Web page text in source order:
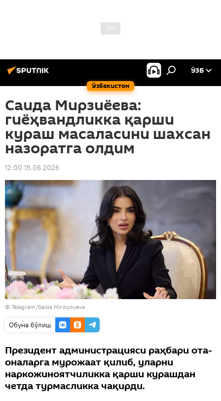
Ўзбекистон
ЎЗБ
Саида Мирзиёева:
гиёҳвандликка қарши
кураш масаласини шахсан
назоратга олдим
12:00 15.06.2026
© Telegram/Saida Mirziyoyeva
Oбуна бўлиш
Президент администрацияси раҳбари ота-
оналарга мурожаат қилиб, уларни
наркожиноятчиликка қарши курашдан
четда турмасликка чақирди.